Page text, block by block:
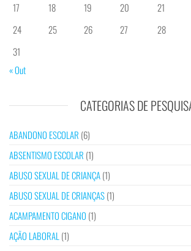
17
18 19 20 21
24
25 26 27 28
31
« Out
CATEGORIAS DE
ABANDONO ESCOLAR (6)
ABSENTISMO ESCOLAR (1)
ABUSO SEXUAL DE CRIANÇA(1)
ABUSO SEXUAL DE CRIANÇAS(1)
ACAMPAMENTO CIGANO (1)
AÇÃO LABORAL (1)